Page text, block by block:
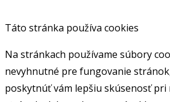
Táto stránka používa cookies
Na stránkach používame súbory
nevyhnutné pre fungovanie
poskytnúť vám lepšiu skúsenosť pri